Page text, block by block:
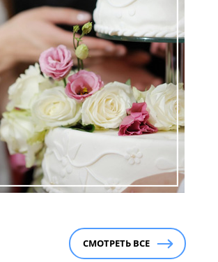
СМОТРЕТЬ ВСЕ